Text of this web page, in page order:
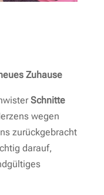
Zuhause
Schnitte
wegen
zurückgebracht
darauf,